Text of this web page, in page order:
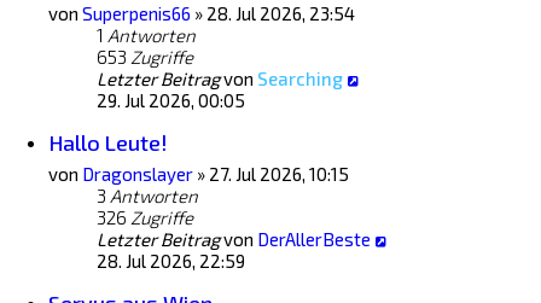
von Superpenis66 » 28. Jul 2026, 23:54
1 Antworten
653 Zugriffe
Letzter Beitragvon Searching
29. Jul 2026, 00:05
Hallo Leute!
von Dragonslayer » 27. Jul 2026, 10:15
3 Antworten
326 Zugriffe
Letzter Beitragvon DerAllerBeste
28. Jul 2026, 22:59